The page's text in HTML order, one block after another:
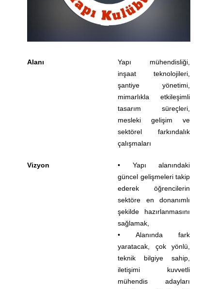
Alanı
Yapı mühendisliği,
inşaat teknolojileri,
şantiye yönetimi,
mimarlıkla etkileşimli
tasarım süreçleri,
mesleki gelişim ve
sektörel farkındalık
çalışmaları
Vizyon
• Yapı alanındaki
güncel gelişmeleri takip
ederek öğrencilerin
sektöre en donanımlı
şekilde hazırlanmasını
sağlamak,
• Alanında fark
yaratacak, çok yönlü,
teknik bilgiye sahip,
iletişimi kuvvetli
mühendis adayları